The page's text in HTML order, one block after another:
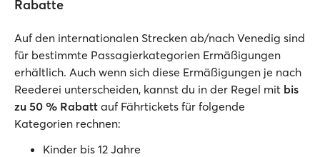
Rabatte
Auf den internationalen Strecken ab/nach Venedig sind
für bestimmte Passagierkategorien Ermäßigungen
erhältlich. Auch wenn sich diese Ermäßigungen je nach
Reederei unterscheiden, kannst du in der Regel mit bis
zu 50 % Rabatt auf Fährtickets für folgende
Kategorien rechnen:
Kinder bis 12 Jahre